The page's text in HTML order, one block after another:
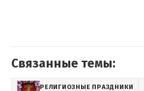
Связанные темы:
РЕЛИГИОЗНЫЕ ПРАЗДНИКИ